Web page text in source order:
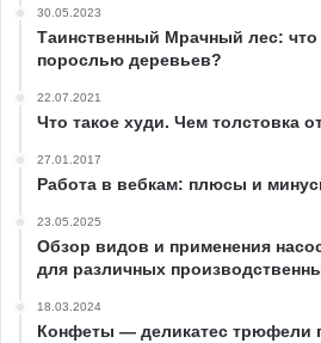
30.05.2023
Таинственный Мрачный лес: что
порослью деревьев?
22.07.2021
Что такое худи. Чем толстовка
27.01.2017
Работа в вебкам: плюсы и
23.05.2025
Обзор видов и применения
для различных
18.03.2024
Конфеты — деликатес трюфели